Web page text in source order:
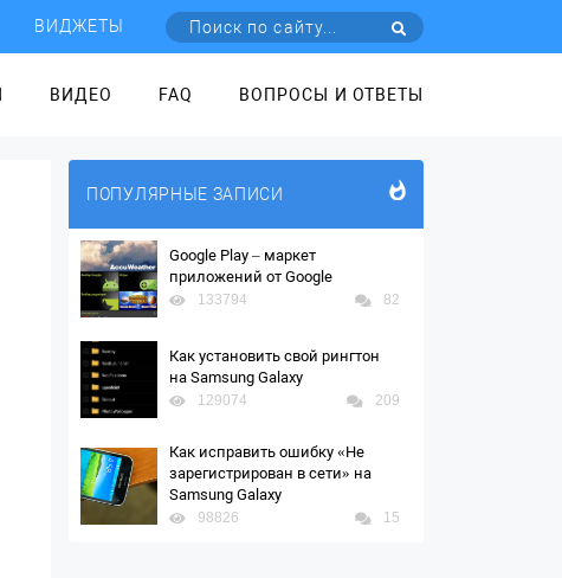
ВИДЖЕТЫ
ВИДЕО FAQ ВОПРОСЫ И ОТВЕТЫ
ПОПУЛЯРНЫЕ ЗАПИСИ
Google Play – маркет
приложений от Google
133794 82
Как установить свой рингтон
на Samsung Galaxy
129074 209
Как исправить ошибку «Не
зарегистрирован в сети» на
Samsung Galaxy
98826 15